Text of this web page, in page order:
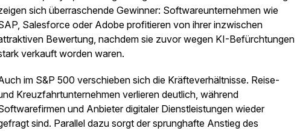
sich überraschende Gewinner: Softwareunternehmen wie
Salesforce oder Adobe profitieren von ihrer inzwischen
Bewertung, nachdem sie zuvor wegen KI-Befürchtungen
verkauft worden waren.
im S&P 500 verschieben sich die Kräfteverhältnisse. Reise-
Kreuzfahrtunternehmen verlieren deutlich, während
und Anbieter digitaler Dienstleistungen wieder
sind. Parallel dazu sorgt der sprunghafte Anstieg des